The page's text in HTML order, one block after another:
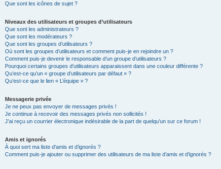
Que sont les icônes de sujet ?
Niveaux des utilisateurs et groupes d’utilisateurs
Que sont les administrateurs ?
Que sont les modérateurs ?
Que sont les groupes d’utilisateurs ?
Où sont les groupes d’utilisateurs et comment puis-je en rejoindre un ?
Comment puis-je devenir le responsable d’un groupe d’utilisateurs ?
Pourquoi certains groupes d’utilisateurs apparaissent dans une couleur différente ?
Qu’est-ce qu’un « groupe d’utilisateurs par défaut » ?
Qu’est-ce que le lien « L’équipe » ?
Messagerie privée
Je ne peux pas envoyer de messages privés !
Je continue à recevoir des messages privés non sollicités !
J’ai reçu un courrier électronique indésirable de la part de quelqu’un sur ce forum !
Amis et ignorés
À quoi sert ma liste d’amis et d’ignorés ?
Comment puis-je ajouter ou supprimer des utilisateurs de ma liste d’amis et d’ignorés ?